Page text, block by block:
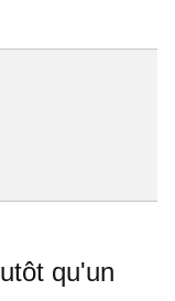
qu'un